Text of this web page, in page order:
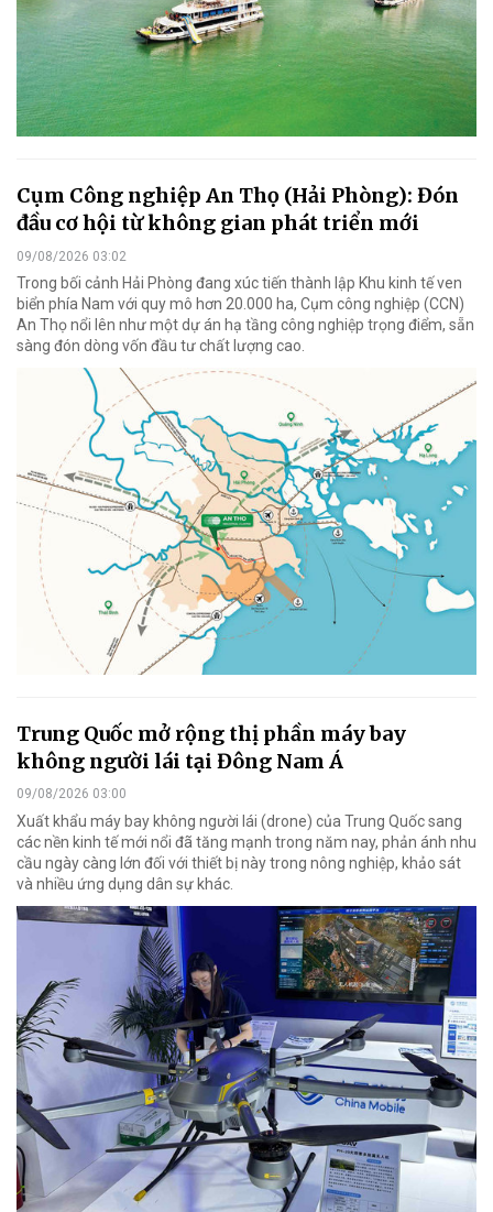
Cụm Công nghiệp An Thọ (Hải Phòng): Đón
đầu cơ hội từ không gian phát triển mới
09/08/2026 03:02
Trong bối cảnh Hải Phòng đang xúc tiến thành lập Khu kinh tế ven
biển phía Nam với quy mô hơn 20.000 ha, Cụm công nghiệp (CCN)
An Thọ nổi lên như một dự án hạ tầng công nghiệp trọng điểm, sẵn
sàng đón dòng vốn đầu tư chất lượng cao.
Trung Quốc mở rộng thị phần máy bay
không người lái tại Đông Nam Á
09/08/2026 03:00
Xuất khẩu máy bay không người lái (drone) của Trung Quốc sang
các nền kinh tế mới nổi đã tăng mạnh trong năm nay, phản ánh nhu
cầu ngày càng lớn đối với thiết bị này trong nông nghiệp, khảo sát
và nhiều ứng dụng dân sự khác.